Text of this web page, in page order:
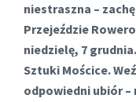
niestraszna –
Przejeździe
niedzielę, 7
Sztuki Mościce.
odpowiedni ubiór